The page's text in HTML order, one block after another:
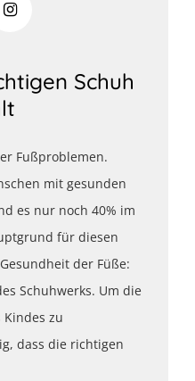
Schuh
Fußproblemen.
mit gesunden
es nur noch 40% im
für diesen
der Füße:
Schuhwerks. Um die
zu
dass die richtigen